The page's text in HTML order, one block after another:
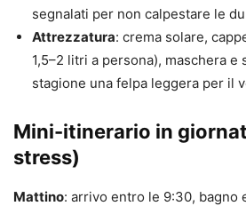
segnalati per non calpestare le
Attrezzatura: crema solare,
1,5–2 litri a persona), maschera e
stagione una felpa leggera per il
Mini-itinerario in
stress)
Mattino: arrivo entro le 9:30, bagno